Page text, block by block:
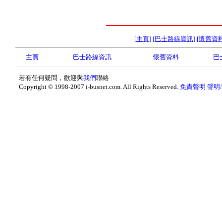
[主頁] [巴士路線資訊] [懷舊資
主頁 巴士路線資訊 懷舊資料 巴
若有任何疑問，歡迎與我們聯絡
Copyright © 1998-2007 i-busnet.com. All Rights Reserved. 免責聲明 聲明